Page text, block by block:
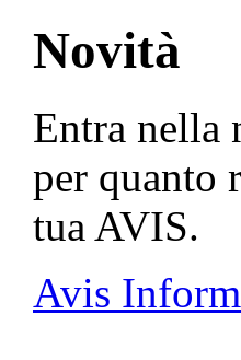
Novità
Entra nella
per quanto
tua AVIS.
Avis